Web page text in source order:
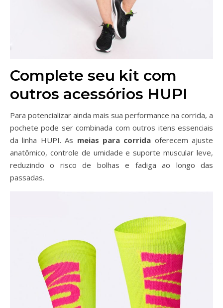
Complete seu kit com
outros acessórios HUPI
Para potencializar ainda mais sua performance na corrida, a
pochete pode ser combinada com outros itens essenciais
da linha HUPI. As meias para corrida oferecem ajuste
anatômico, controle de umidade e suporte muscular leve,
reduzindo o risco de bolhas e fadiga ao longo das
passadas.